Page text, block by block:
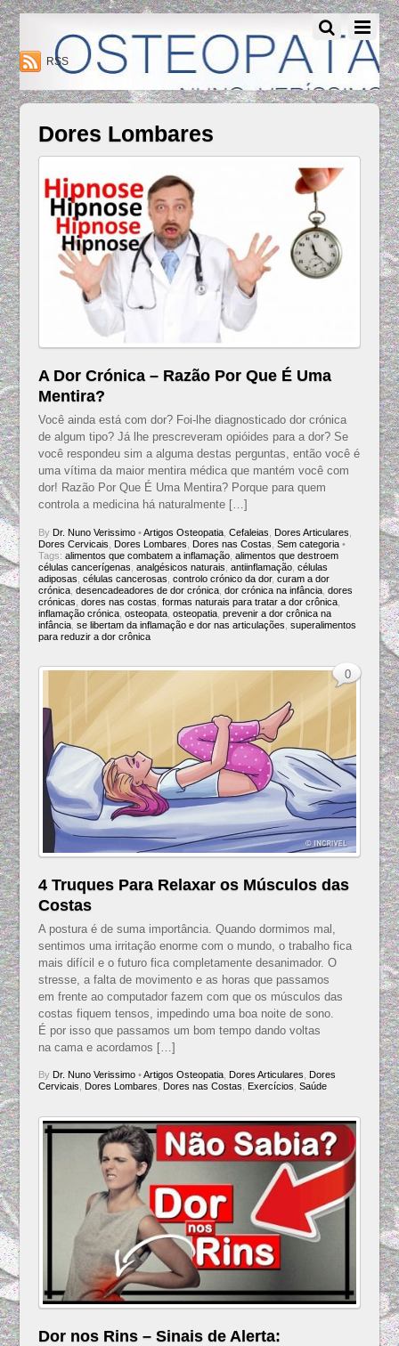
Osteopatia Nuno Verissimo - Osteopatia Amadora - Lisboa
RSS
Dores Lombares
A Dor Crónica – Razão Por Que É Uma
Mentira?
Você ainda está com dor? Foi-lhe diagnosticado dor crónica
de algum tipo? Já lhe prescreveram opióides para a dor? Se
você respondeu sim a alguma destas perguntas, então você é
uma vítima da maior mentira médica que mantém você com
dor! Razão Por Que É Uma Mentira? Porque para quem
controla a medicina há naturalmente […]
By Dr. Nuno Verissimo• Artigos Osteopatia, Cefaleias Dores Articulares
Dores Cervicais
Dores Lombares Dores nas Costas Sem categoria •
Tags: alimentos que combatem a inflamação, alimentos que destroem
células cancerígenas analgésicos naturais antiinflamação, células
adiposas células cancerosas controlo crónico da dor, curam a dor
crónica, desencadeadores de dor crónica, dor crónica na infância, dores
crónicas dores nas costas formas naturais para tratar a dor crônica,
inflamação crónica, osteopata, osteopatia, prevenir a dor crônica na
infância, se libertam da inflamação e dor nas articulações superalimentos
para reduzir a dor crônica
4 Truques Para Relaxar os Músculos das
Costas
A postura é de suma importância. Quando dormimos mal,
sentimos uma irritação enorme com o mundo, o trabalho fica
mais difícil e o futuro fica completamente desanimador. O
stresse, a falta de movimento e as horas que passamos
em frente ao computador fazem com que os músculos das
costas fiquem tensos, impedindo uma boa noite de sono.
É por isso que passamos um bom tempo dando voltas
na cama e acordamos […]
By Dr. Nuno Verissimo• Artigos Osteopatia, Dores Articulares
Dores
Cervicais
Dores Lombares Dores nas Costas Exercícios Saúde
0
Dor nos Rins – Sinais de Alerta: